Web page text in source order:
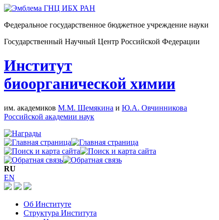
Федеральное государственное бюджетное учреждение науки
Государственный Научный Центр Российской Федерации
Институт
биоорганической химии
им. академиков М.М. Шемякина и Ю.А. Овчинникова
Российской академии наук
RU
EN
Об Институте
Структура Института